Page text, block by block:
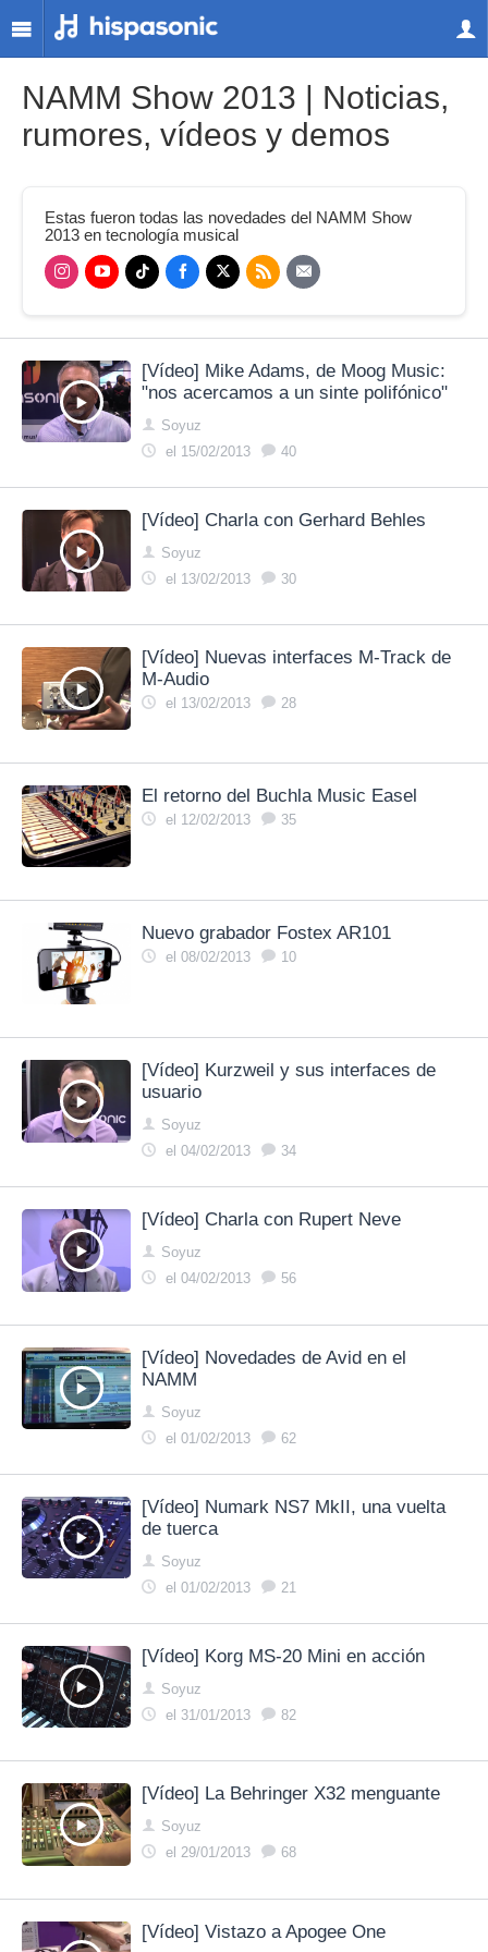
NAMM Show 2013 | Noticias,
rumores, vídeos y demos
Estas fueron todas las novedades del NAMM Show
2013 en tecnología musical
[Vídeo] Mike Adams, de Moog Music:
"nos acercamos a un sinte polifónico"
Soyuz
el 15/02/2013
40
[Vídeo] Charla con Gerhard Behles
Soyuz
el 13/02/2013
30
[Vídeo] Nuevas interfaces M-Track de
M-Audio
el 13/02/2013 28
El retorno del Buchla Music Easel
el 12/02/2013 35
Nuevo grabador Fostex AR101
el 08/02/2013 10
[Vídeo] Kurzweil y sus interfaces de
usuario
Soyuz
el 04/02/2013
34
[Vídeo] Charla con Rupert Neve
Soyuz
el 04/02/2013
56
[Vídeo] Novedades de Avid en el
NAMM
Soyuz
el 01/02/2013
62
[Vídeo] Numark NS7 MkII, una vuelta
de tuerca
Soyuz
el 01/02/2013
21
[Vídeo] Korg MS-20 Mini en acción
Soyuz
el 31/01/2013
82
[Vídeo] La Behringer X32 menguante
Soyuz
el 29/01/2013
68
[Vídeo] Vistazo a Apogee One